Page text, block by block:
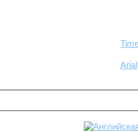
Arial